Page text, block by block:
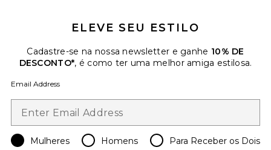
Ursula Gown
$368
ELEVE SEU ESTILO
Cadastre-se na nossa newsletter e ganhe 10% DE
DESCONTO*, é como ter uma melhor amiga estilosa.
Email Address
Mulheres Homens Para Receber os Dois